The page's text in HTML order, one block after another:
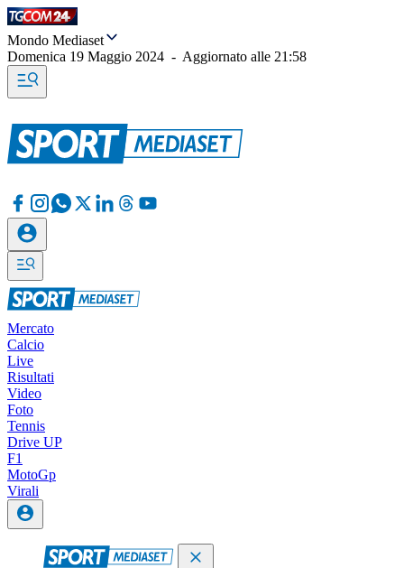
Mondo Mediaset
Domenica 19 Maggio 2024 - Aggiornato alle 21:58
Mercato
Calcio
Live
Risultati
Video
Foto
Tennis
Drive UP
F1
MotoGp
Virali